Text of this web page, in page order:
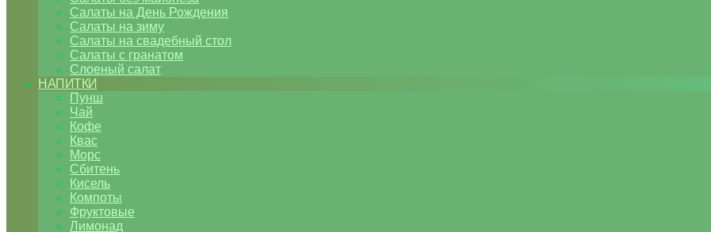
Салаты на День Рождения
Салаты на зиму
Салаты на свадебный стол
Салаты с гранатом
Слоеный салат
НАПИТКИ
Пунш
Чай
Кофе
Квас
Морс
Сбитень
Кисель
Компоты
Фруктовые
Лимонад